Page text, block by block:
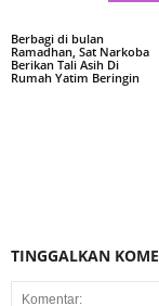
Berbagi di bulan
Ramadhan, Sat Narkoba
Berikan Tali Asih Di
Rumah Yatim Beringin
TINGGALKAN